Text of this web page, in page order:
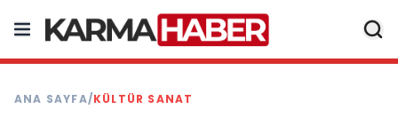
ANA SAYFA/KÜLTÜR SANAT